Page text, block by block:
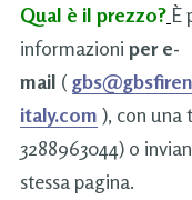
Qual è il prezzo? È
informazioni per e-
mail (
italy.com ), con una
3288963044) o
stessa pagina.